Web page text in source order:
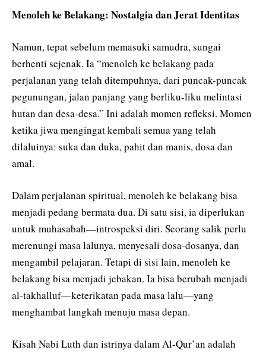
Menoleh ke Belakang: Nostalgia dan Jerat Identitas
Namun, tepat sebelum memasuki samudra, sungai
berhenti sejenak. Ia “menoleh ke belakang pada
perjalanan yang telah ditempuhnya, dari puncak-puncak
pegunungan, jalan panjang yang berliku-liku melintasi
hutan dan desa-desa.” Ini adalah momen refleksi. Momen
ketika jiwa mengingat kembali semua yang telah
dilaluinya: suka dan duka, pahit dan manis, dosa dan
amal.
Dalam perjalanan spiritual, menoleh ke belakang bisa
menjadi pedang bermata dua. Di satu sisi, ia diperlukan
untuk muhasabah—introspeksi diri. Seorang salik perlu
merenungi masa lalunya, menyesali dosa-dosanya, dan
mengambil pelajaran. Tetapi di sisi lain, menoleh ke
belakang bisa menjadi jebakan. Ia bisa berubah menjadi
al-takhalluf—keterikatan pada masa lalu—yang
menghambat langkah menuju masa depan.
Kisah Nabi Luth dan istrinya dalam Al-Qur’an adalah